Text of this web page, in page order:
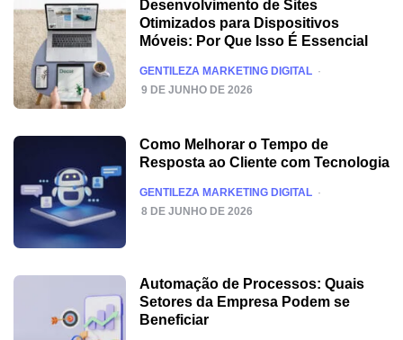
Desenvolvimento de Sites
Otimizados para Dispositivos
Móveis: Por Que Isso É Essencial
POSTED
GENTILEZA MARKETING DIGITAL
9 DE JUNHO DE 2026
Como Melhorar o Tempo de
Resposta ao Cliente com Tecnologia
POSTED
GENTILEZA MARKETING DIGITAL
8 DE JUNHO DE 2026
Automação de Processos: Quais
Setores da Empresa Podem se
Beneficiar